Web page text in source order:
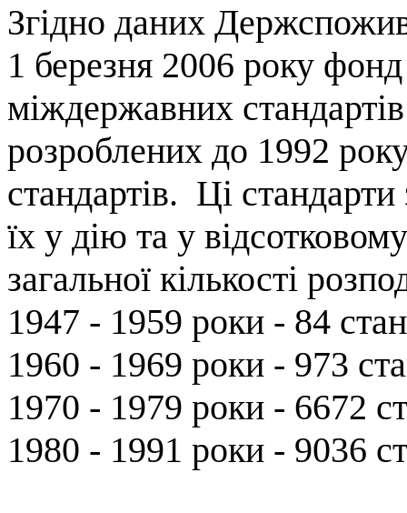
Згідно даних
1 березня 2006 року
міждержавних
розроблених до 1992
стандартів. Ці
їх у дію та у
загальної кількості
1947 - 1959 роки - 84
1960 - 1969 роки - 973
1970 - 1979 роки - 6672
1980 - 1991 роки - 9036